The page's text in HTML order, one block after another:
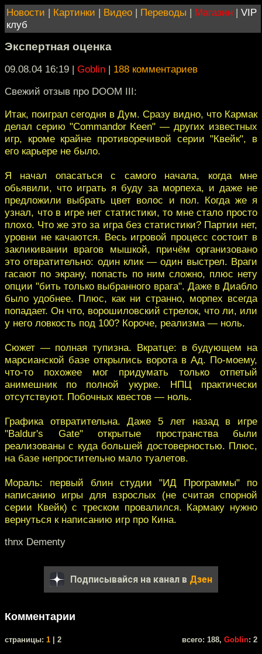
Новости | Картинки | Видео | Переводы | Магазин | VIP
клуб
Экспертная оценка
09.08.04 16:19 | Goblin | 188 комментариев
Свежий отзыв про DOOM III:
Итак, поиграл сегодня в Дум. Сразу видно, что Кармак
делал серию "Commandor Keen" — других известных
игр, кроме крайне противоречивой серии "Квейк", в
его карьере не было.
Я начал опасаться с самого начала, когда мне
обьявили, что играть я буду за морпеха, и даже не
предложили выбрать цвет волос и пол. Когда же я
узнал, что в игре нет статистики, то мне стало просто
плохо. Что же это за игра без статистики? Партии нет,
уровни не качаются. Весь игровой процесс состоит в
закликивании врагов мышкой, причём организовано
это отвратительно: один клик — один выстрел. Враги
гасают по экрану, попасть по ним сложно, плюс нету
опции "бить только выбранного врага". Даже в Диабло
было удобнее. Плюс, как ни странно, морпех всегда
попадает. Он что, ворошиловский стрелок, что ли, или
у него ловкость под 100? Короче, реализма — ноль.
Сюжет — полная тупизна. Вкратце: в будующем на
марсианской базе открылись ворота в Ад. По-моему,
что-то похожее мог придумать только отпетый
анимешник по полной укурке. НПЦ практически
отсутствуют. Побочных квестов — ноль.
Графика отвратительна. Даже 5 лет назад в игре
"Baldur's Gate" открытые пространства были
реализованы с куда большей достоверностью. Плюс,
на базе непростительно мало туалетов.
Мораль: первый блин студии "ИД Программы" по
написанию игры для взрослых (не считая спорной
серии Квейк) с треском провалился. Кармаку нужно
вернуться к написанию игр про Кина.
thnx Dementy
Подписывайся на канал в Дзен
Комментарии
cтраницы: 1 | 2 всего: 188, Goblin: 2